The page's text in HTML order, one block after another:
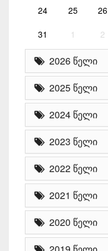
24 25 26
31 1 2
2026 წელი
2025 წელი
2024 წელი
2023 წელი
2022 წელი
2021 წელი
2020 წელი